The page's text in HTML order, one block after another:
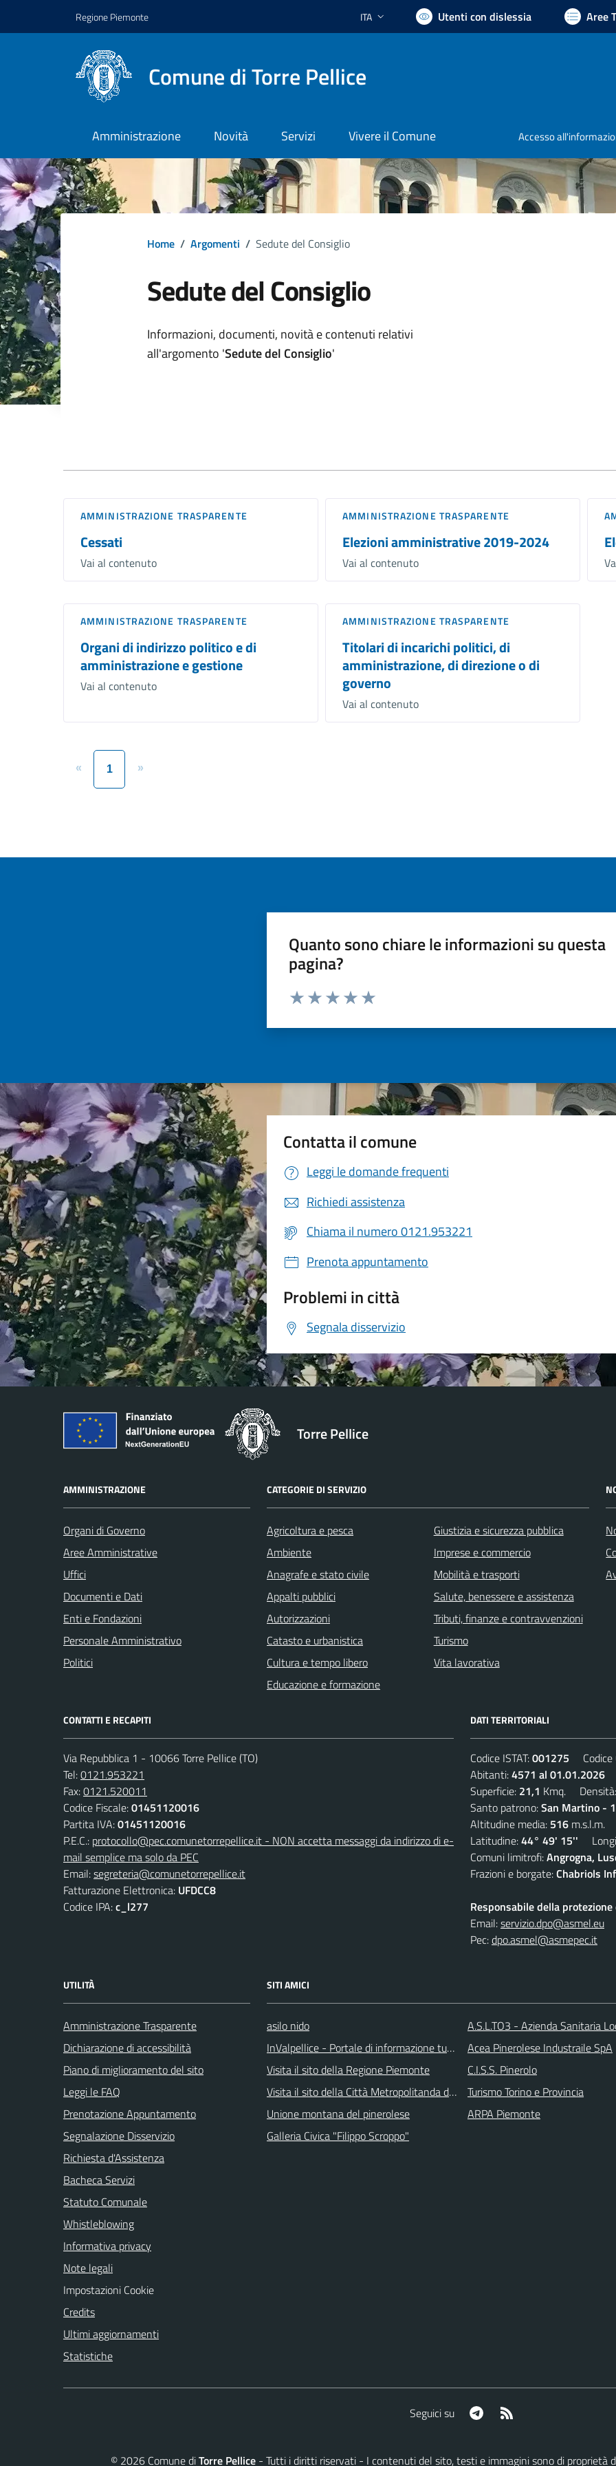
Regione Piemonte Lingua attiva:
ITA Utenti con dislessia Aree
Comune di Torre Pellice
Amministrazione Novità Servizi Vivere il Comune Accesso
Home / Argomenti / Sedute del Consiglio
Sedute del Consiglio
Dettagli argomento
Informazioni, documenti, novità e contenuti relativi
all'argomento 'Sedute del Consiglio'
AMMINISTRAZIONE TRASPARENTE
Cessati
Vai al contenuto
AMMINISTRAZIONE TRASPARENTE
Elezioni amministrative 2019-2024
Vai al contenuto
AMMINISTRAZIONE TRASPARENTE
Organi di indirizzo politico e di
amministrazione e gestione
Vai al contenuto
AMMINISTRAZIONE TRASPARENTE
Titolari di incarichi politici, di
amministrazione, di direzione o di
governo
Vai al contenuto
« 1 »
Quanto sono chiare le informazioni su questa
pagina?
Valuta da 1 a 5 stelle la pagina
Contatta il comune
Leggi le domande frequenti
Richiedi assistenza
Chiama il numero 0121.953221
Prenota appuntamento
Problemi in città
Segnala disservizio
Torre Pellice
AMMINISTRAZIONE
Organi di Governo
Aree Amministrative
Uffici
Documenti e Dati
Enti e Fondazioni
Personale Amministrativo
Politici
CATEGORIE DI SERVIZIO
Agricoltura e pesca
Ambiente
Anagrafe e stato civile
Appalti pubblici
Autorizzazioni
Catasto e urbanistica
Cultura e tempo libero
Educazione e formazione
Giustizia e sicurezza pubblica
Imprese e commercio
Mobilità e trasporti
Salute, benessere e assistenza
Tributi, finanze e contravvenzioni
Turismo
Vita lavorativa
CONTATTI E RECAPITI
Via Repubblica 1 - 10066 Torre Pellice (TO)
Tel:0121.953221
Fax:0121.520011
Codice Fiscale:01451120016
Partita IVA:01451120016
P.E.C.: protocollo@pec.comunetorrepellice.it - NON accetta messaggi da indirizzo di e-
mail semplice ma solo da PEC
Email:segreteria@comunetorrepellice.it
Fatturazione Elettronica: UFDCC8
Codice IPA:c_l277
DATI TERRITORIALI
Codice ISTAT:001275 Codice
Abitanti:4571 al 01.01.2026
Superficie: 21,1 Kmq. Densità:
Santo patrono:San Martino -
Altitudine media: 516 m.s.l.m.
Latitudine:44° 49' 15''
Comuni limitrofi:Angrogna,
Frazioni e borgate:Chabriols
Responsabile della protezione
Email:servizio.dpo@asmel.eu
Pec:dpo.asmel@asmepec.it
UTILITÀ
Amministrazione Trasparente
Dichiarazione di accessibilità
Piano di miglioramento del sito
Leggi le FAQ
Prenotazione Appuntamento
Segnalazione Disservizio
Richiesta d'Assistenza
Bacheca Servizi
Statuto Comunale
Whistleblowing
Informativa privacy
Note legali
Impostazioni Cookie
Credits
Ultimi aggiornamenti
Statistiche
SITI AMICI
asilo nido
InValpellice - Portale di informazione turstica
Visita il sito della Regione Piemonte
Visita il sito della Città Metropolitanda di Torino
Unione montana del pinerolese
Galleria Civica "Filippo Scroppo"
A.S.L.TO3 - Azienda Sanitaria
Acea Pinerolese Industraile SpA
C.I.S.S. Pinerolo
Turismo Torino e Provincia
ARPA Piemonte
Seguici su Telegram
© 2026Comune diTorre Pellice- Tutti i diritti riservati - I contenuti del sito, testi e immagini sono di proprietà